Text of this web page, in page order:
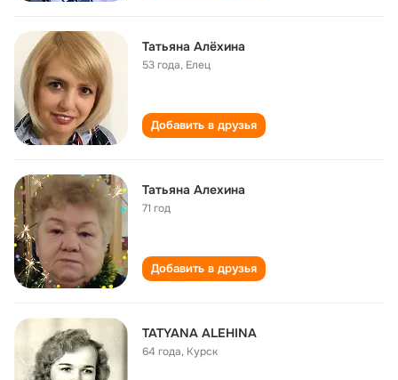
Татьяна Алёхина
53 года, Елец
Добавить в друзья
Татьяна Алехина
71 год
Добавить в друзья
TATYANA ALEHINA
64 года, Курск